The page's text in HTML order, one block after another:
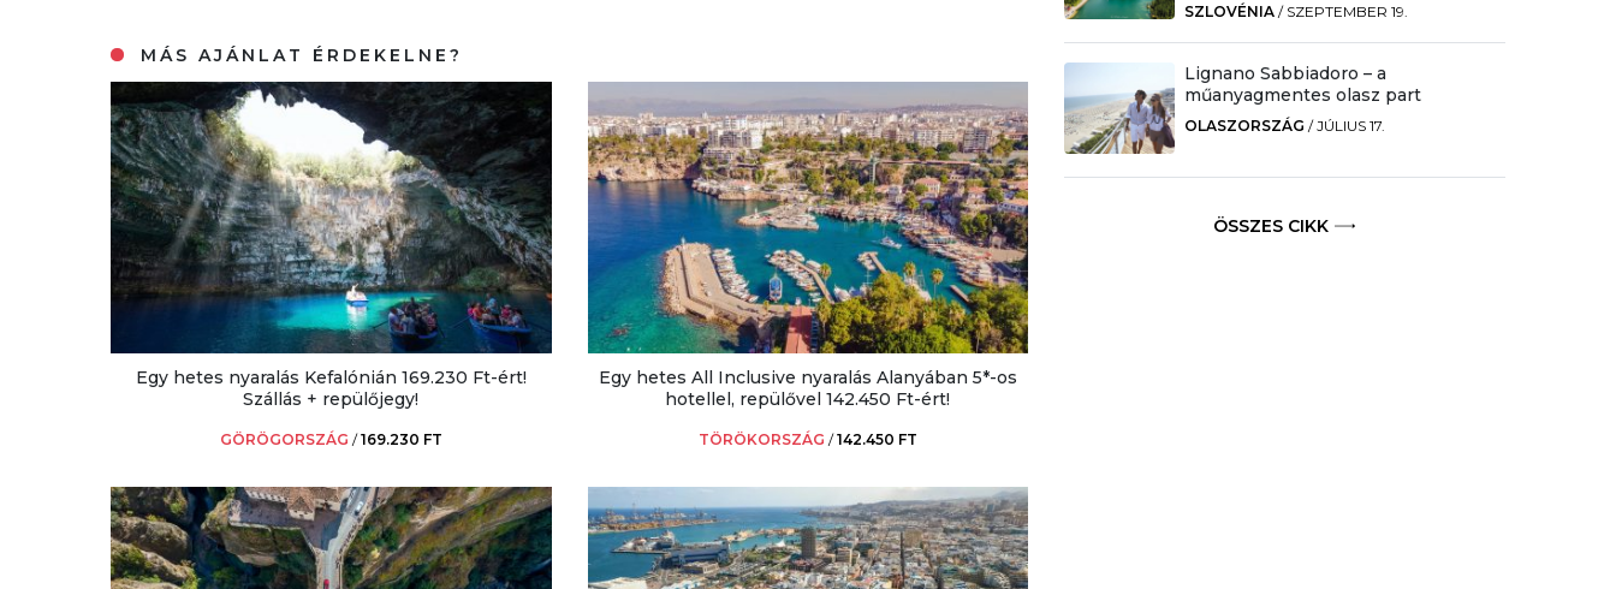
MÁS AJÁNLAT ÉRDEKELNE?
Egy hetes nyaralás Kefalónián 169.230 Ft-ért!
Szállás + repülőjegy!
GÖRÖGORSZÁG /169.230 FT
Egy hetes All Inclusive nyaralás Alanyában 5*-os
hotellel, repülővel 142.450 Ft-ért!
TÖRÖKORSZÁG /142.450 FT
SZLOVÉNIA / SZEPTEMBER 19.
Lignano Sabbiadoro – a
műanyagmentes olasz part
OLASZORSZÁG /JÚLIUS 17.
ÖSSZES CIKK